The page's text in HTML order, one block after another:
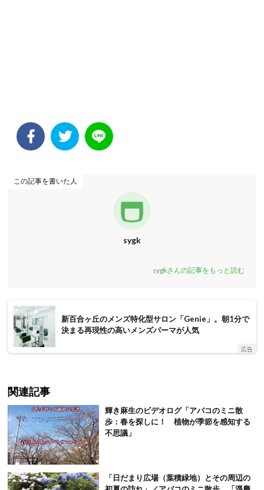
この記事を書いた人
sygk
sygkさんの記事をもっと読む
新百合ヶ丘のメンズ特化型サロン「Genie」。朝1分で
決まる再現性の高いメンズパーマが人気
広告
関連記事
輝き麻生のビデオログ「アバコのミニ散
歩：春を探しに！ 植物が季節を感知する
不思議」
「日だまり広場（葉積緑地）とその周辺の